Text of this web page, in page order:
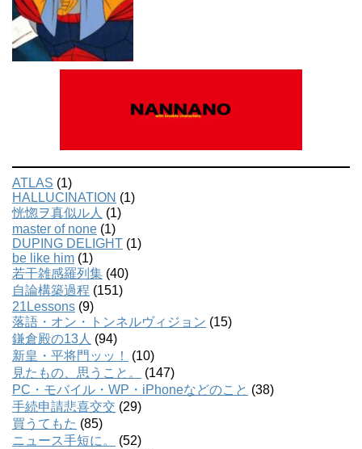
ATLAS (1)
HALLUCINATION (1)
恍惚ヲ真似ル人 (1)
master of none (1)
DUPING DELIGHT (1)
be like him (1)
若干雑感羅列集 (40)
自論構築過程 (151)
21Lessons (9)
落語・オン・トンネルヴィジョン (15)
鎌倉殿の13人 (94)
新皇・平将門ッッ！
(10)
見たもの、思うこと。
(147)
PC・モバイル・WP・iPhoneなどのこと (38)
手続申請悲喜交交 (29)
買うてもた (85)
ニュース手短に。
(52)